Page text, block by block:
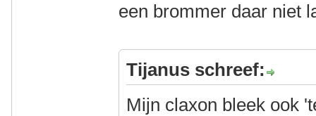
een brommer daar niet
Tijanus schreef:
Mijn claxon bleek ook